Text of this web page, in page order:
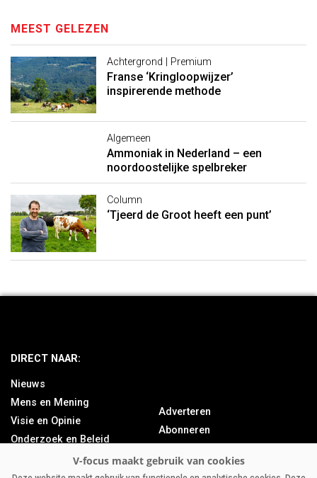
MEEST GELEZEN
Achtergrond | Premium
Franse ‘Kringloopwijzer’
inspirerende methode
Algemeen
Ammoniak in Nederland – een
noordoostelijke spelbreker
Column
‘Tjeerd de Groot heeft een punt’
DIRECT NAAR:
Nieuws
Mens en Mening
Visie en Opinie
Onderzoek en Beleid
Adverteren
Abonneren
Contact